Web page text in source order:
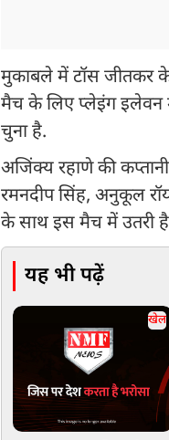
मुकाबले में टॉस जीतकर
मैच के लिए प्लेइंग इलेवन
चुना है.
अजिंक्य रहाणे की
रमनदीप सिंह, अनुकूल
के साथ इस मैच में उतरी
यह भी पढ़ें
खेल